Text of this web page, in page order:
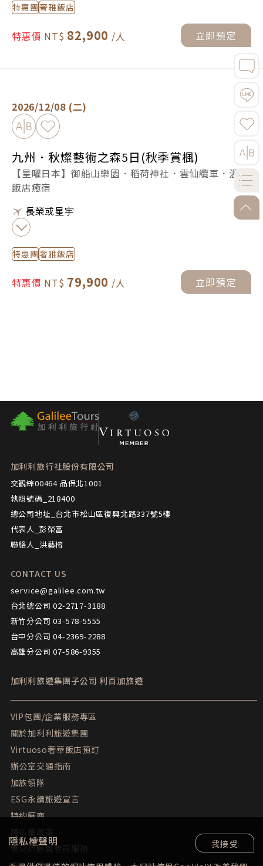
特惠團奢雅飯店
特惠價 82,900 立即預定
2026/12/08 (二)
加入比較加入最愛
九州．秋燦藝術之森5日(秋季賞楓)
【星曜日本】御船山樂園．稻荷神社．雲仙纜車．溫泉
飯店癒宿
長榮或星宇
特惠團奢雅飯店
特惠價 79,900 立即預定
隱私權聲明 我接受
go-
加利利旅行社股份有限公司
交觀綜00464 品保北1001
執照號碼_218400
總公司地址_台北市松山區復興北路337號5樓
代表人_彭榮富
聯絡人_洪藝榕
CONTACT US
service@galilee.com.tw
台北總公司 02-2717-3188
新竹分公司 03-578-5555
台中分公司 04-2369-2288
高雄分公司 07-586-9355
加利利旅遊集團子公司 利百加旅遊
VIP包團/企業服務專區
關於加利利旅遊集團
Virtuoso奢華飯店預訂
辦公室交通指南
加族領隊
ESG永續旅遊宣言
特約廠商
隱私權政策
常見問題與會員服務